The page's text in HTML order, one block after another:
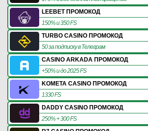
LEEBET ПРОМОКОД
150% и 350 FS
TURBO CASINO ПРОМОКОД
50 за подписку в Телеграм
CASINO ARKADA ПРОМОКОД
+50% и до 2025 FS
KOMETA CASINO ПРОМОКОД
1330 FS
DADDY CASINO ПРОМОКОД
250% + 300 FS